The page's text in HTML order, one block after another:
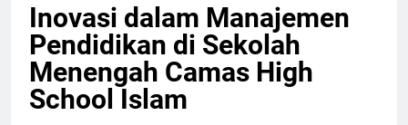
Inovasi dalam Manajemen
Pendidikan di Sekolah
Menengah Camas High
School Islam